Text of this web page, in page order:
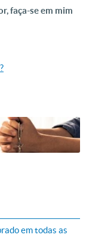
faça-se em mim
em todas as